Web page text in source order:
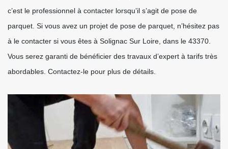
c’est le professionnel à contacter lorsqu’il s’agit de pose de
parquet. Si vous avez un projet de pose de parquet, n’hésitez pas
à le contacter si vous êtes à Solignac Sur Loire, dans le 43370.
Vous serez garanti de bénéficier des travaux d’expert à tarifs très
abordables. Contactez-le pour plus de détails.